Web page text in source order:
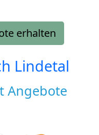
erhalten
Lindetal
Angebote